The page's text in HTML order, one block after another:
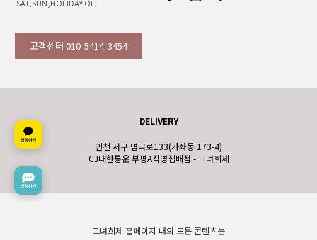
SAT,SUN,HOLIDAY OFF
고객센터 010-5414-3454
DELIVERY
인천 서구 염곡로133(가좌동 173-4)
CJ대한통운 부평A직영집배점 - 그녀희제
그녀희제 홈페이지 내의 모든 콘텐츠는